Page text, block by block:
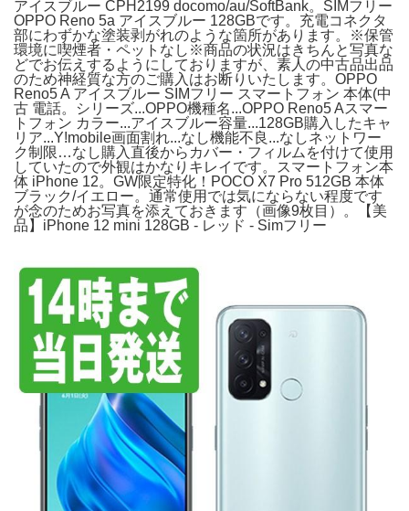
アイスブルー CPH2199 docomo/au/SoftBank。SIMフリー
OPPO Reno 5a アイスブルー 128GBです。充電コネクタ
部にわずかな塗装剥がれのような箇所があります。※保管
環境に喫煙者・ペットなし※商品の状況はきちんと写真な
どでお伝えするようにしておりますが、素人の中古品出品
のため神経質な方のご購入はお断りいたします。OPPO
Reno5 A アイスブルー SIMフリー スマートフォン 本体(中
古 電話。シリーズ...OPPO機種名...OPPO Reno5 Aスマー
トフォン カラー...アイスブルー容量...128GB購入したキャ
リア...Y!mobile画面割れ...なし機能不良...なしネットワー
ク制限…なし購入直後からカバー・フィルムを付けて使用
していたので外観はかなりキレイです。スマートフォン本
体 iPhone 12。GW限定特化！POCO X7 Pro 512GB 本体
ブラック/イエロー。通常使用では気にならない程度です
が念のためお写真を添えておきます（画像9枚目）。【美
品】iPhone 12 mini 128GB - レッド - Simフリー